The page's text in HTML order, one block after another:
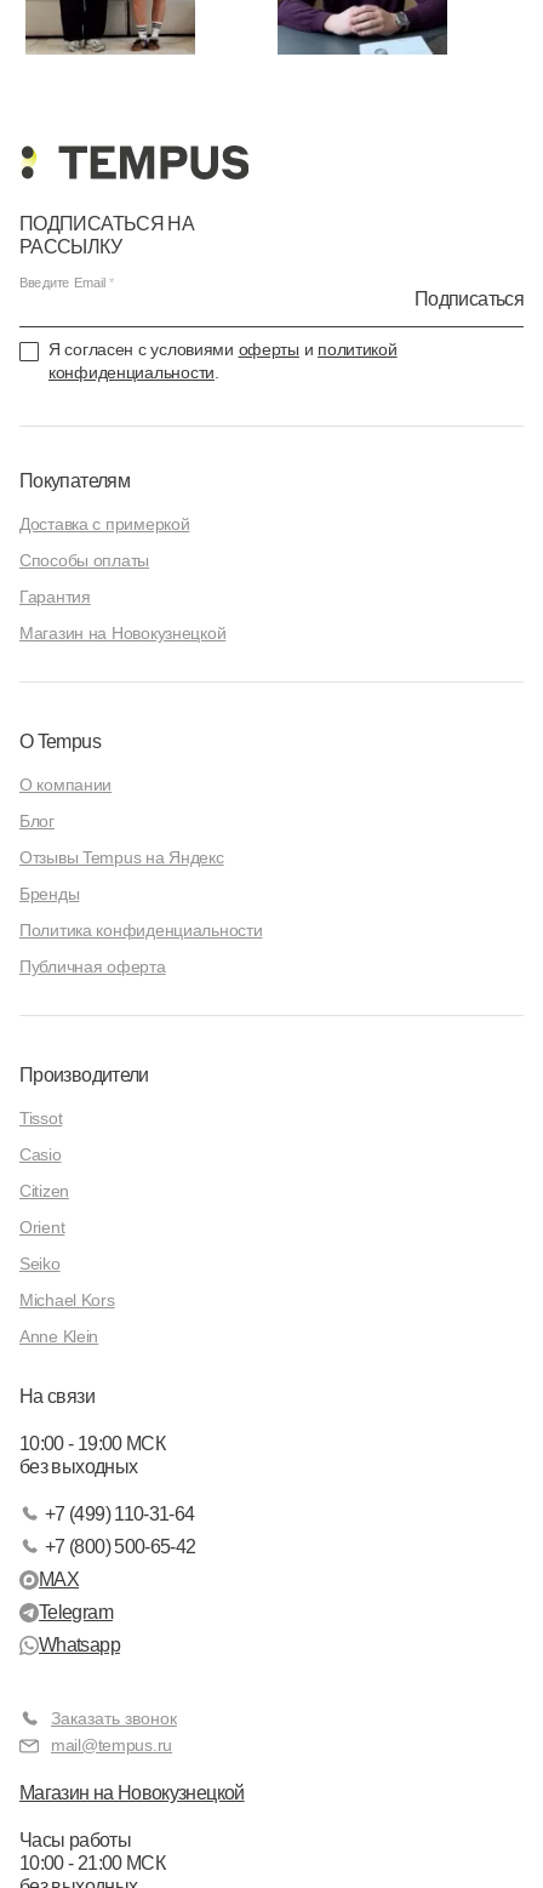
ПОДПИСАТЬСЯ НА
РАССЫЛКУ
Введите Email
Подписаться
Я согласен с условиями оферты и политикой
конфиденциальности
Покупателям
Доставка с примеркой
Способы оплаты
Гарантия
Магазин на Новокузнецкой
О Tempus
О компании
Блог
Отзывы Tempus на Яндекс
Бренды
Политика конфиденциальности
Публичная оферта
Производители
Tissot
Casio
Citizen
Orient
Seiko
Michael Kors
Anne Klein
На связи
10:00 - 19:00 МСК
без выходных
+7 (499) 110-31-64
+7 (800) 500-65-42
MAX
Telegram
Whatsapp
Заказать звонок
mail@tempus.ru
Магазин на Новокузнецкой
Часы работы
10:00 - 21:00 МСК